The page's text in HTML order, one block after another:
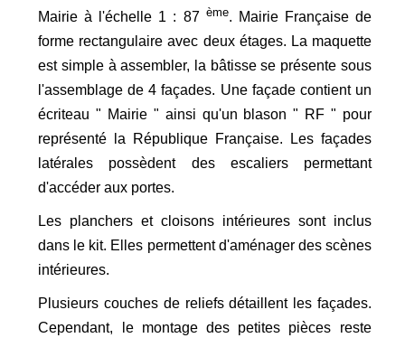
Mairie à l'échelle 1 : 87 ème. Mairie Française de
forme rectangulaire avec deux étages. La maquette
est simple à assembler, la bâtisse se présente sous
l'assemblage de 4 façades. Une façade contient un
écriteau " Mairie " ainsi qu'un blason " RF " pour
représenté la République Française. Les façades
latérales possèdent des escaliers permettant
d'accéder aux portes.
Les planchers et cloisons intérieures sont inclus
dans le kit. Elles permettent d'aménager des scènes
intérieures.
Plusieurs couches de reliefs détaillent les façades.
Cependant, le montage des petites pièces reste